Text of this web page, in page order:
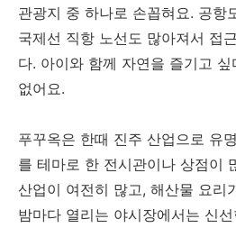
관광지 중 하나로 손꼽혀요. 공항
국제선 직항 노선도 많아져서 접
다. 아이와 함께 자연을 즐기고
없어요.
푸꾸옥은 한때 진주 산업으로 유
를 테마로 한 전시관이나 상점이
산업이 여전히 많고, 해산물 요리
밤마다 열리는 야시장에서는 신